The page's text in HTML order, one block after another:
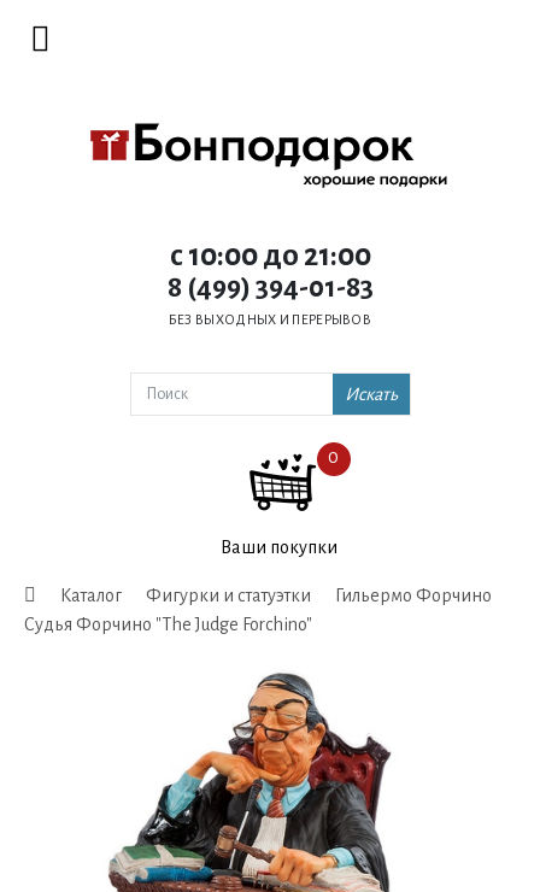
c 10:00 до 21:00
8 (499) 394-01-83
БЕЗ ВЫХОДНЫХ И ПЕРЕРЫВОВ
Искать
0
Ваши покупки
Каталог Фигурки и статуэтки
Гильермо Форчино
Судья Форчино "The Judge Forchino"